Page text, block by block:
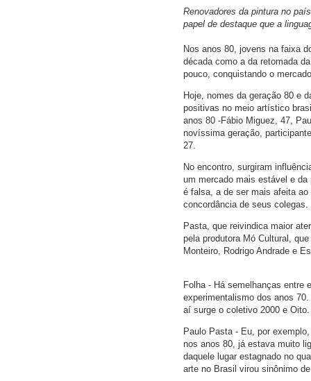
Renovadores da pintura no
papel de destaque que a
Nos anos 80, jovens na faixa
década como a da retomada
pouco, conquistando o
Hoje, nomes da geração 80 e
positivas no meio artístico
anos 80 -Fábio Miguez, 47,
novíssima geração,
27.
No encontro, surgiram
um mercado mais estável e
é falsa, a de ser mais afeita
concordância de seus
Pasta, que reivindica maior
pela produtora Mó Cultural,
Monteiro, Rodrigo Andrade e
Folha - Há semelhanças entre
experimentalismo dos anos
aí surge o coletivo 2000 e
Paulo Pasta - Eu, por
nos anos 80, já estava muito
daquele lugar estagnado no
arte no Brasil virou sinônimo